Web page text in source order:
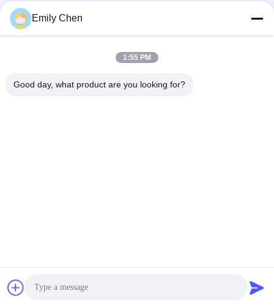
fournisseur. 2016-2026 Shanghai Chuanglv Catering Equipment
Co., Ltd Tous les droits réservés.
Emily Chen
1:55 PM
Good day, what product are you looking for?